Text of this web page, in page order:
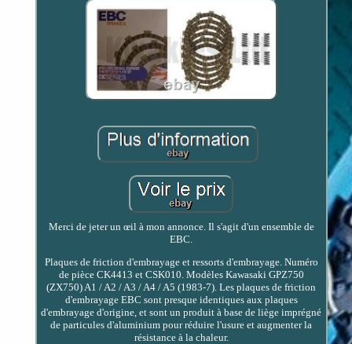
Merci de jeter un œil à mon annonce. Il s'agit d'un ensemble de
EBC.
Plaques de friction d'embrayage et ressorts d'embrayage. Numéro
de pièce CK4413 et CSK010. Modèles Kawasaki GPZ750
(ZX750) A1 / A2 / A3 / A4 / A5 (1983-7). Les plaques de friction
d'embrayage EBC sont presque identiques aux plaques
d'embrayage d'origine, et sont un produit à base de liège imprégné
de particules d'aluminium pour réduire l'usure et augmenter la
résistance à la chaleur.